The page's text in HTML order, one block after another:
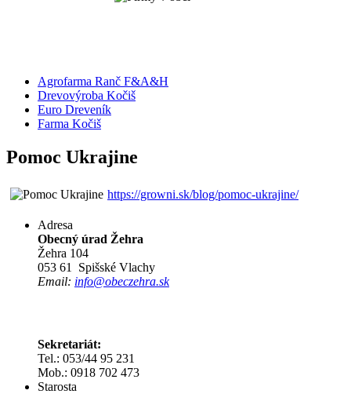
Agrofarma Ranč F&A&H
Drevovýroba Kočiš
Euro Dreveník
Farma Kočiš
Pomoc Ukrajine
https://growni.sk/blog/pomoc-ukrajine/
Adresa
Obecný úrad Žehra
Žehra 104
053 61 Spišské Vlachy
Email: info@obeczehra.sk
Sekretariát:
Tel.: 053/44 95 231
Mob.: 0918 702 473
Starosta